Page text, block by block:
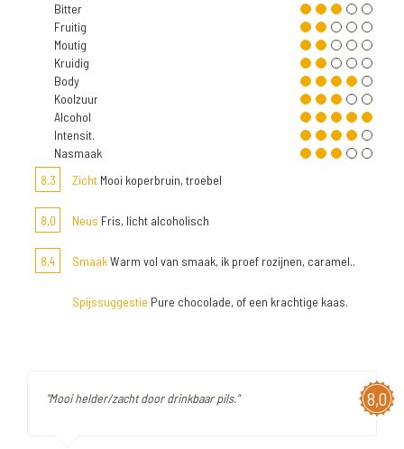
Bitter
Fruitig
Moutig
Kruidig
Body
Koolzuur
Alcohol
Intensit.
Nasmaak
8,3
Zicht Mooi koperbruin, troebel
8,0 Neus Fris, licht alcoholisch
8,4 SmaakWarm vol van smaak, ik proef rozijnen, caramel..
Spijssuggestie Pure chocolade, of een krachtige kaas.
8,0
"Mooi helder/zacht door drinkbaar pils."